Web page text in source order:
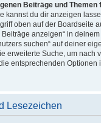
Beiträge und Themen
kannst du dir anzeigen
oben auf der Boardseite
Beiträge anzeigen“ in
suchen“ auf deiner
erweiterte Suche, um nach
entsprechenden Optionen
Lesezeichen